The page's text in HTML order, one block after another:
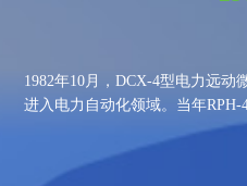
1982年10月
，DCX-4型电力远动
进入电力自动化领域。当年RPH-